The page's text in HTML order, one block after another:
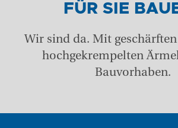
ADRESSE
FÜR SIE
Wir sind da. Mit
hochgekrempelten
Bauvorhaben.